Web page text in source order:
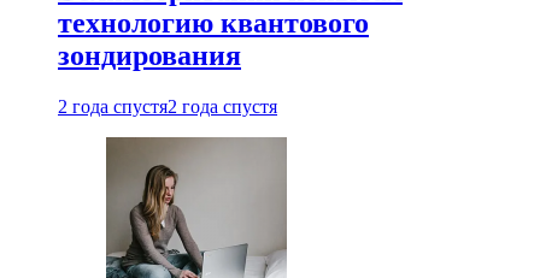
технологию квантового
зондирования
2 года спустя2 года спустя